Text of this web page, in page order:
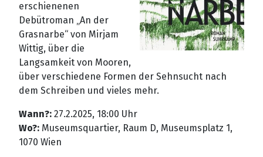
erschienenen
Debütroman „An der
Grasnarbe“ von Mirjam
Wittig, über die
Langsamkeit von Mooren,
über verschiedene Formen der Sehnsucht nach
dem Schreiben und vieles mehr.
Wann?: 27.2.2025, 18:00 Uhr
Wo?: Museumsquartier, Raum D, Museumsplatz 1,
1070 Wien